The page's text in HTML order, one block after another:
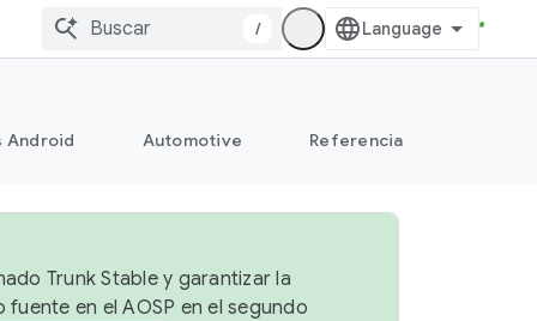
/
Android Automotive Referencia
Trunk Stable y garantizar la
en el AOSP en el segundo